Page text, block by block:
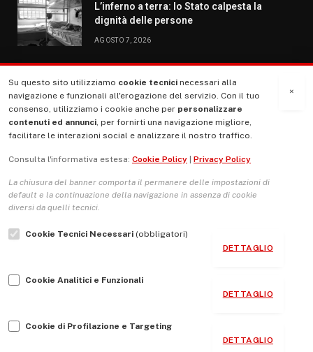
L’inferno a terra: lo Stato calpesta la
dignità delle persone
AGOSTO 7, 2026
MENU
La Nostra Storia
Le Copertine
L’Associazione
Indirizzo Socio Politico Culturale
Guida per le autrici e gli autori
×
Su questo sito utilizziamo cookie tecnici necessari alla
navigazione e funzionali all'erogazione del servizio. Con il tuo
consenso, utilizziamo i cookie anche per personalizzare
contenuti ed annunci, per fornirti una navigazione migliore,
facilitare le interazioni social e analizzare il nostro traffico.
Consulta l'informativa estesa: Cookie Policy Privacy Policy
La chiusura del banner comporta il permanere delle impostazioni di
default e la continuazione della navigazione in assenza di cookie
diversi da quelli tecnici.
Cookie Tecnici Necessari (obbligatori)
DETTAGLIO
Cookie Analitici e Funzionali
DETTAGLIO
Cookie di Profilazione e Targeting
DETTAGLIO